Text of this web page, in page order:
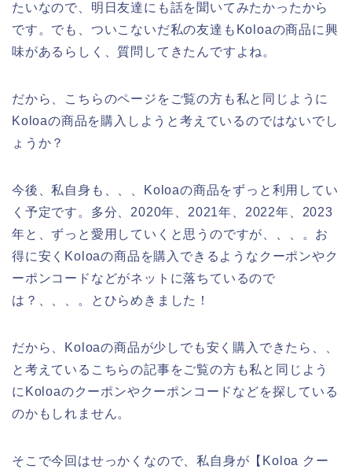
たいなので、明日友達にも話を聞いてみたかったから
です。でも、ついこないだ私の友達もKoloaの商品に興
味があるらしく、質問してきたんですよね。
だから、こちらのページをご覧の方も私と同じように
Koloaの商品を購入しようと考えているのではないでし
ょうか？
今後、私自身も、、、Koloaの商品をずっと利用してい
く予定です。多分、2020年、2021年、2022年、2023
年と、ずっと愛用していくと思うのですが、、、。お
得に安くKoloaの商品を購入できるようなクーポンやク
ーポンコードなどがネットに落ちているので
は？、、、。とひらめきました！
だから、Koloaの商品が少しでも安く購入できたら、、
と考えているこちらの記事をご覧の方も私と同じよう
にKoloaのクーポンやクーポンコードなどを探している
のかもしれません。
そこで今回はせっかくなので、私自身が【Koloa クー